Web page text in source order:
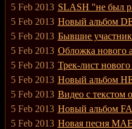
5 Feb 2013 SLASH "не был
5 Feb 2013 Новый альбом
5 Feb 2013 Бывшие
5 Feb 2013 Обложка нового
5 Feb 2013 Трек-лист
5 Feb 2013 Новый альбом
5 Feb 2013 Видео с текстом
5 Feb 2013 Новый альбом
5 Feb 2013 Новая песня